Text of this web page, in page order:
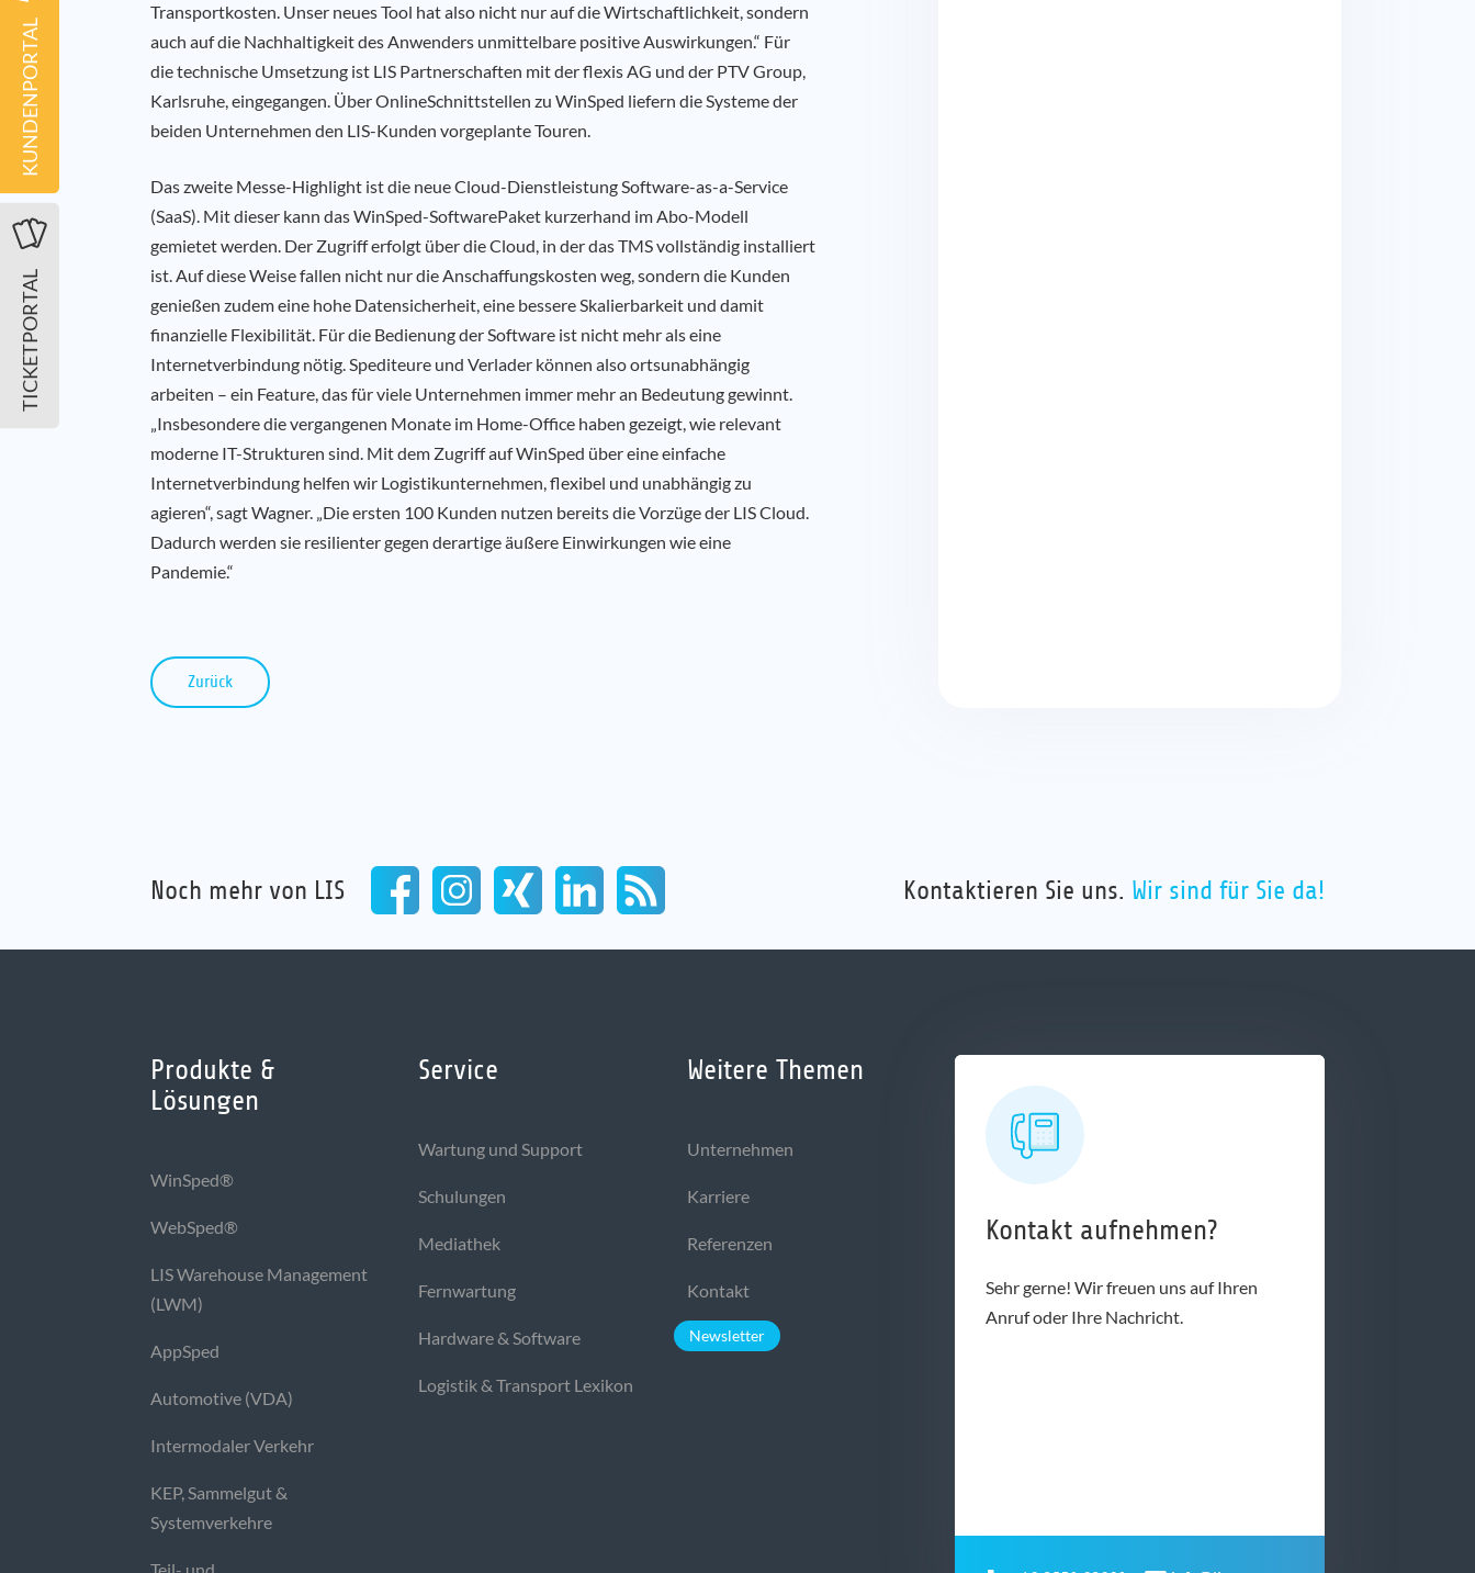
Transportkosten. Unser neues Tool hat also nicht nur auf die Wirtschaftlichkeit, sondern
auch auf die Nachhaltigkeit des Anwenders unmittelbare positive Auswirkungen.“ Für
die technische Umsetzung ist LIS Partnerschaften mit der flexis AG und der PTV Group,
Karlsruhe, eingegangen. Über OnlineSchnittstellen zu WinSped liefern die Systeme der
beiden Unternehmen den LIS-Kunden vorgeplante Touren.
Das zweite Messe-Highlight ist die neue Cloud-Dienstleistung Software-as-a-Service
(SaaS). Mit dieser kann das WinSped-SoftwarePaket kurzerhand im Abo-Modell
gemietet werden. Der Zugriff erfolgt über die Cloud, in der das TMS vollständig installiert
ist. Auf diese Weise fallen nicht nur die Anschaffungskosten weg, sondern die Kunden
genießen zudem eine hohe Datensicherheit, eine bessere Skalierbarkeit und damit
finanzielle Flexibilität. Für die Bedienung der Software ist nicht mehr als eine
Internetverbindung nötig. Spediteure und Verlader können also ortsunabhängig
arbeiten – ein Feature, das für viele Unternehmen immer mehr an Bedeutung gewinnt.
„Insbesondere die vergangenen Monate im Home-Office haben gezeigt, wie relevant
moderne IT-Strukturen sind. Mit dem Zugriff auf WinSped über eine einfache
Internetverbindung helfen wir Logistikunternehmen, flexibel und unabhängig zu
agieren“, sagt Wagner. „Die ersten 100 Kunden nutzen bereits die Vorzüge der LIS Cloud.
Dadurch werden sie resilienter gegen derartige äußere Einwirkungen wie eine
Pandemie.“
Zurück
Noch mehr von LIS Kontaktieren Sie uns. Wir sind für Sie da!
Produkte &
Lösungen
WinSped®
WebSped®
LIS Warehouse Management
(LWM)
AppSped
Automotive (VDA)
Intermodaler Verkehr
KEP, Sammelgut &
Systemverkehre
Service
Wartung und Support
Schulungen
Mediathek
Fernwartung
Hardware & Software
Logistik & Transport Lexikon
Weitere Themen
Unternehmen
Karriere
Referenzen
Kontakt
Newsletter
Kontakt aufnehmen?
Sehr gerne! Wir freuen uns auf Ihren
Anruf oder Ihre Nachricht.
TICKETPORTAL
KUNDENPORTAL